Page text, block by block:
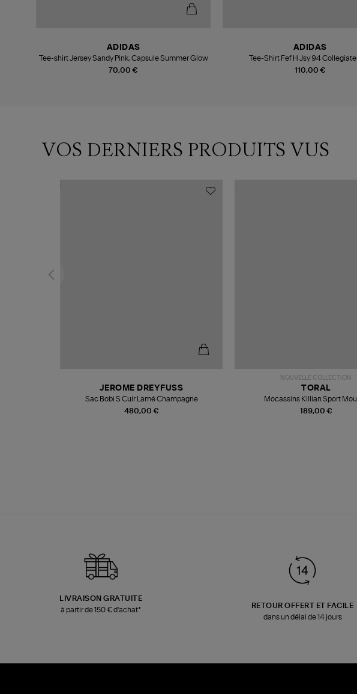
70,00 €
ADIDAS
Tee-shirt Jersey Sandy Pink, Capsule Summer Glow
110,00 €
ADIDAS
Tee-Shirt Fef H Jsy 94 Collegiate
VOS DERNIERS PRODUITS VUS
480,00 €
JEROME DREYFUSS
Sac Bobi S Cuir Lamé Champagne
NOUVELLE COLLECTION
189,00 €
TORAL
Mocassins Killian Sport
LIVRAISON GRATUITE
à partir de 150 € d'achat*
RETOUR OFFERT ET FACILE
dans un délai de 14 jours